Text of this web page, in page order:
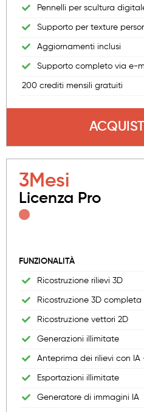
Pennelli per scultura
Supporto per texture
Aggiornamenti inclusi
Supporto completo via e-
200 crediti mensili gratuiti
3Mesi
Licenza Pro
FUNZIONALITÀ
Ricostruzione rilievi 3D
Ricostruzione 3D completa
Ricostruzione vettori 2D
Generazioni illimitate
Anteprima dei rilievi con IA
Esportazioni illimitate
Generatore di immagini IA